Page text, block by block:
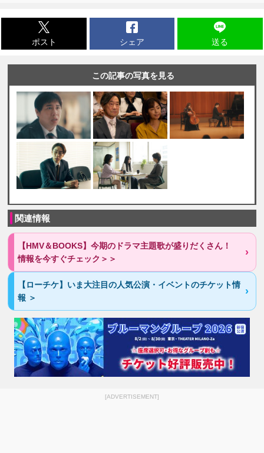
ポスト シェア 送る
この記事の写真を見る
関連情報
【HMV＆BOOKS】今期のドラマ主題歌が盛りだくさん！
情報を今すぐチェック＞＞
【ローチケ】いま大注目の人気公演・イベントのチケット情
報 ＞
[ADVERTISEMENT]